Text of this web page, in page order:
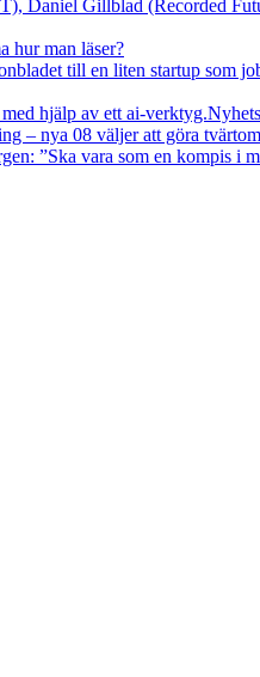
hur man läser?
till en liten startup som
– nya 08 väljer att göra
”Ska vara som en kompis i